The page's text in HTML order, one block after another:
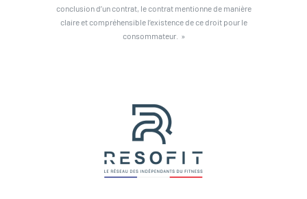
conclusion d’un contrat, le contrat mentionne de manière
claire et compréhensible l’existence de ce droit pour le
consommateur. »